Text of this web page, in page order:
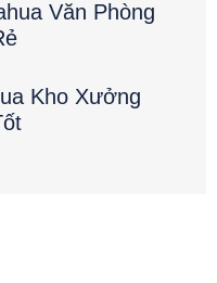
Văn Phòng
Kho Xưởng